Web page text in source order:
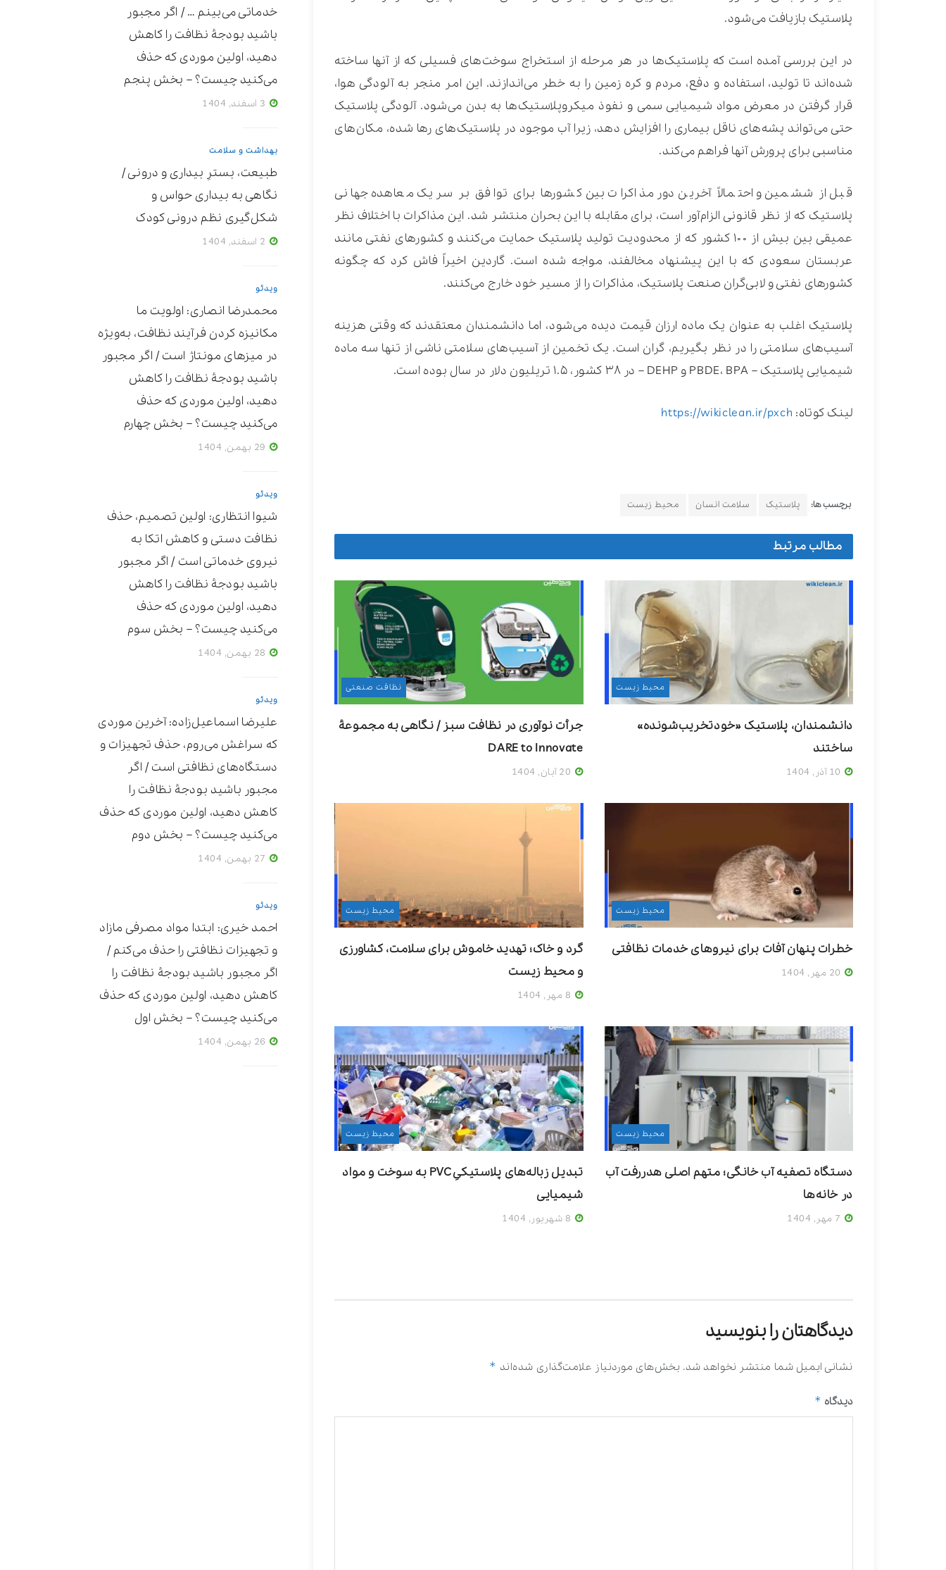
پلاستیک بازیافت می‌شود.
در این بررسی آمده است که پلاستیک‌ها در هر مرحله از استخراج سوخت‌های فسیلی که از آنها ساخته
شده‌اند تا تولید، استفاده و دفع، مردم و کره زمین را به خطر می‌اندازند. این امر منجر به آلودگی هوا،
قرار گرفتن در معرض مواد شیمیایی سمی و نفوذ میکروپلاستیک‌ها به بدن می‌شود. آلودگی پلاستیک
حتی می‌تواند پشه‌های ناقل بیماری را افزایش دهد، زیرا آب موجود در پلاستیک‌های رها شده، مکان‌های
مناسبی برای پرورش آنها فراهم می‌کند.
قبل از ششمین و احتمالاً آخرین دور مذاکرات بین کشورها برای توافق بر سر یک معاهده جهانی
پلاستیک که از نظر قانونی الزام‌آور است، برای مقابله با این بحران منتشر شد. این مذاکرات با اختلاف نظر
عمیقی بین بیش از ۱۰۰ کشور که از محدودیت تولید پلاستیک حمایت می‌کنند و کشورهای نفتی مانند
عربستان سعودی که با این پیشنهاد مخالفند، مواجه شده است. گاردین اخیراً فاش کرد که چگونه
کشورهای نفتی و لابی‌گران صنعت پلاستیک، مذاکرات را از مسیر خود خارج می‌کنند.
پلاستیک اغلب به عنوان یک ماده ارزان قیمت دیده می‌شود، اما دانشمندان معتقدند که وقتی هزینه
آسیب‌های سلامتی را در نظر بگیریم، گران است. یک تخمین از آسیب‌های سلامتی ناشی از تنها سه ماده
شیمیایی پلاستیک – PBDE، BPA و DEHP – در ۳۸ کشور، ۱.۵ تریلیون دلار در سال بوده است.
لینک کوتاه: https://wikiclean.ir/pxch
برچسب ها: پلاستیک سلامت انسان محیط زیست
مطالب مرتبط
محیط زیست
دانشمندان، پلاستیک «خودتخریب‌شونده»
ساختند
نظافت صنعتی
جرأت نوآوری در نظافت سبز / نگاهی به مجموعۀ
DARE to Innovate
محیط زیست
خطرات پنهان آفات برای نیروهای خدمات نظافتی
محیط زیست
گرد و خاک؛ تهدید خاموش برای سلامت، کشاورزی
و محیط زیست
محیط زیست
دستگاه تصفیه آب خانگی؛ متهم اصلی هدررفت آب
در خانه‌ها
محیط زیست
تبدیل زباله‌های پلاستیکیِ PVC به سوخت و مواد
شیمیایی
دیدگاهتان را بنویسید
نشانی ایمیل شما منتشر نخواهد شد. بخش‌های موردنیاز علامت‌گذاری شده‌اند *
دیدگاه *
خدماتی می‌بینم … / اگر مجبور
باشید بودجۀ نظافت را کاهش
دهید، اولین موردی که حذف
می‌کنید چیست؟ – بخش پنجم
بهداشت و سلامت
طبیعت، بسترِ بیداری و درونی /
نگاهی به بیداری حواس و
شکل‌گیری نظم درونی کودک
ویدئو
محمدرضا انصاری: اولویت ما
مکانیزه ‌کردن فرآیند نظافت، به‌ویژه
در میزهای مونتاژ است / اگر مجبور
باشید بودجۀ نظافت را کاهش
دهید، اولین موردی که حذف
می‌کنید چیست؟ – بخش چهارم
ویدئو
شیوا انتظاری: اولین تصمیم، حذف
نظافت دستی و کاهش اتکا به
نیروی خدماتی است / اگر مجبور
باشید بودجۀ نظافت را کاهش
دهید، اولین موردی که حذف
می‌کنید چیست؟ – بخش سوم
ویدئو
علیرضا اسماعیل‌زاده: آخرین موردی
که سراغش می‌روم، حذف تجهیزات و
دستگاه‌های نظافتی است / اگر
مجبور باشید بودجۀ نظافت را
کاهش دهید، اولین موردی که حذف
می‌کنید چیست؟ – بخش دوم
ویدئو
احمد خیری: ابتدا مواد مصرفی مازاد
و تجهیزات نظافتی را حذف می‌کنم /
اگر مجبور باشید بودجۀ نظافت را
کاهش دهید، اولین موردی که حذف
می‌کنید چیست؟ – بخش اول